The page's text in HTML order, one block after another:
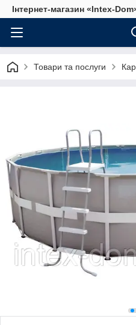
Інтернет-магазин «Intex-
Товари та послуги